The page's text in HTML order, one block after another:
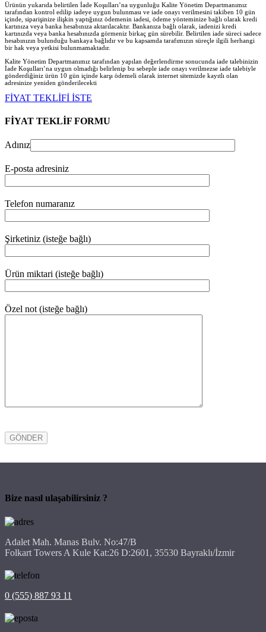
Ürünün yukarıda belirtilen İade Koşulları’na uygunluğu Kalite Yönetim Departmanımız
tarafından kontrol edilip iadeye uygun bulunması ve iade onayı verilmesini takiben 10 gün
içinde, siparişinize ilişkin yaptığınız ödemenin iadesi, ödeme yönteminize bağlı olarak kredi
kartınıza veya banka hesabınıza aktarılacaktır. Bankanıza bağlı olarak, iadenizi kredi
kartınızda veya banka hesabınızda görmeniz birkaç gün sürebilir. Belirtilen iade süreci sadece
hesabınızın bulunduğu bankaya bağlıdır ve bu kapsamda tarafımızın süreçle ilgili herhangi
bir hak veya yetkisi bulunmamaktadır.
Kalite Yönetim Departmanımız tarafından yapılan değerlendirme sonucunda iade talebinizin
İade Koşulları’na uygun olmadığı belirlenip bu sebeple iade onayı verilmezse iade talebiyle
gönderdiğiniz ürün 10 gün içinde karşı ödemeli olarak internet sitemizde kayıtlı olan
adresinize yeniden gönderilecekti
FİYAT TEKLİFİ İSTE
FİYAT TEKLİF FORMU
Adınız
E-posta adresiniz
Telefon numaranız
Şirketiniz (isteğe bağlı)
Ürün miktari (isteğe bağlı)
Özel not (isteğe bağlı)
Bize nasıl ulaşabilirsiniz ?
Adalet Mah. Manas Bulv. No:47/B
Folkart Towers A Kule Kat:26 D:2601, 35530 Bayraklı/İzmir
0 (555) 887 93 11